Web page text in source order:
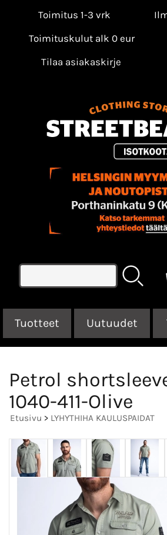
Toimitus 1-3 vrk
Toimituskulut alk 0 eur
Tilaa asiakaskirje
Tuotteet Uutuudet
Petrol
1040-411-Olive
Etusivu > LYHYTHIHA KAULUSPAIDAT